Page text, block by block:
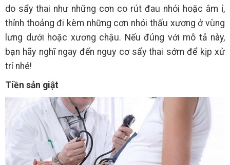
do sẩy thai như những cơn co rút đau nhói hoặc âm ỉ,
thỉnh thoảng đi kèm những cơn nhói thấu xương ở vùng
lưng dưới hoặc xương chậu. Nếu đúng với mô tả này,
bạn hãy nghĩ ngay đến nguy cơ sẩy thai sớm để kịp xử
trí nhé!
Tiền sản giật